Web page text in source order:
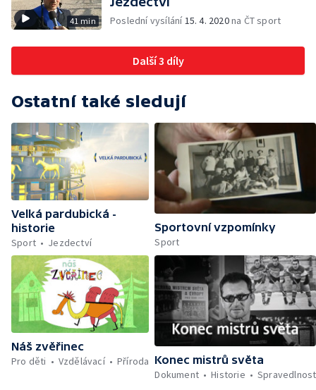
41 min Poslední vysílání15. 4. 2020na ČT sport
Další 3 díly
Ostatní také sledují
Velká pardubická -
historie
Sport
Jezdectví
Sportovní vzpomínky
Sport
Náš zvěřinec
Pro děti
Vzdělávací Příroda Konec mistrů světa
Dokument
Historie Spravedlnost